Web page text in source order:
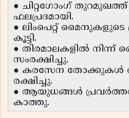
● ചിറ്റഗോംഗ് തുറമുഖത്ത്
ഫലപ്രദമായി.
● ലിംപെറ്റ്
കൂട്ടി.
● തിരമാലകളിൽ
സംരക്ഷിച്ചു.
● കരസേന തോക്കുകൾ
രക്ഷിച്ചു.
● ആയുധങ്ങൾ
കാത്തു.